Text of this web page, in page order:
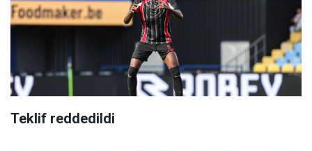
Teklif reddedildi